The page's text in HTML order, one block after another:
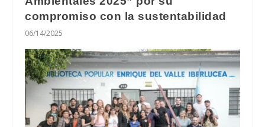
compromiso con la sustentabilidad
06/14/2025